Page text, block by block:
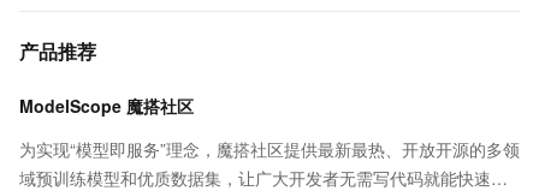
产品推荐
ModelScope 魔搭社区
为实现“模型即服务”理念，魔搭社区提供最新最热、开放开源的多领
域预训练模型和优质数据集，让广大开发者无需写代码就能快速体